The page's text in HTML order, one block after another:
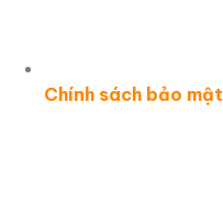
Chính sách bảo mật